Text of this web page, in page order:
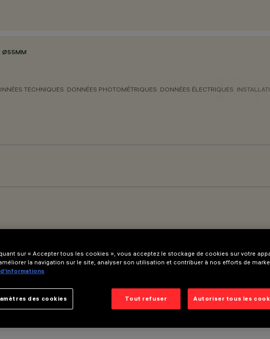
Ø55MM
TECHNIQUES DONNÉES PHOTOMÉTRIQUES DONNÉES ÉLECTRIQUES
sur « Accepter tous les cookies », vous acceptez le stockage de cookies sur votre
la navigation sur le site, analyser son utilisation et contribuer à nos efforts de
Tout refuser Autoriser tous les
des cookies